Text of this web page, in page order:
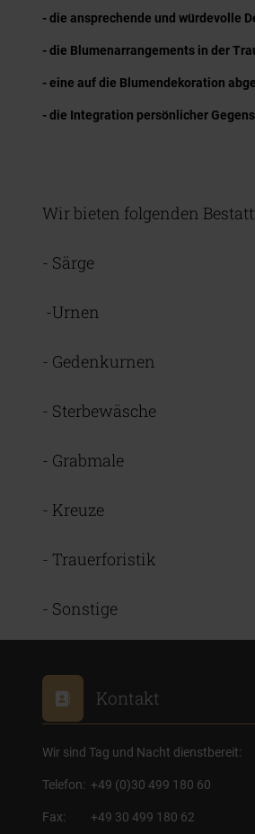
- die ansprechende und würdevolle
- die Blumenarrangements in der
- eine auf die Blumendekoration
- die Integration persönlicher
Wir bieten folgenden
- Särge
-Urnen
- Gedenkurnen
- Sterbewäsche
- Grabmale
- Kreuze
- Trauerforistik
- Sonstige
Kontakt
Wir sind Tag und Nacht dienstbereit:
Telefon: +49 (0)30 499 180 60
Fax: +49 30 499 180 62